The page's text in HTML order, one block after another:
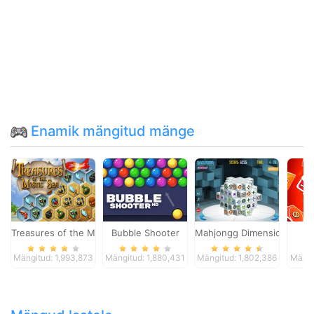
Enamik mängitud mänge
Treasures of the Mystic Sea
Mängitud: 1,993,873
Bubble Shooter
Mängitud: 1,880,431
Mahjongg Dimensions
Mängitud: 1,802,386